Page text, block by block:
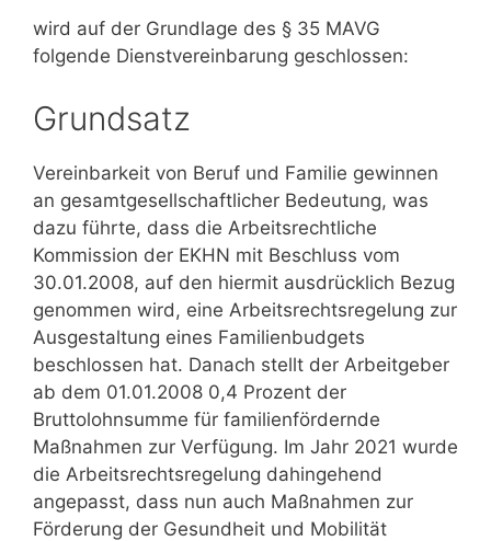
wird auf der Grundlage des § 35 MAVG
folgende Dienstvereinbarung geschlossen:
Grundsatz
Vereinbarkeit von Beruf und Familie gewinnen
an gesamtgesellschaftlicher Bedeutung, was
dazu führte, dass die Arbeitsrechtliche
Kommission der EKHN mit Beschluss vom
30.01.2008, auf den hiermit ausdrücklich Bezug
genommen wird, eine Arbeitsrechtsregelung zur
Ausgestaltung eines Familienbudgets
beschlossen hat. Danach stellt der Arbeitgeber
ab dem 01.01.2008 0,4 Prozent der
Bruttolohnsumme für familienfördernde
Maßnahmen zur Verfügung. Im Jahr 2021 wurde
die Arbeitsrechtsregelung dahingehend
angepasst, dass nun auch Maßnahmen zur
Förderung der Gesundheit und Mobilität